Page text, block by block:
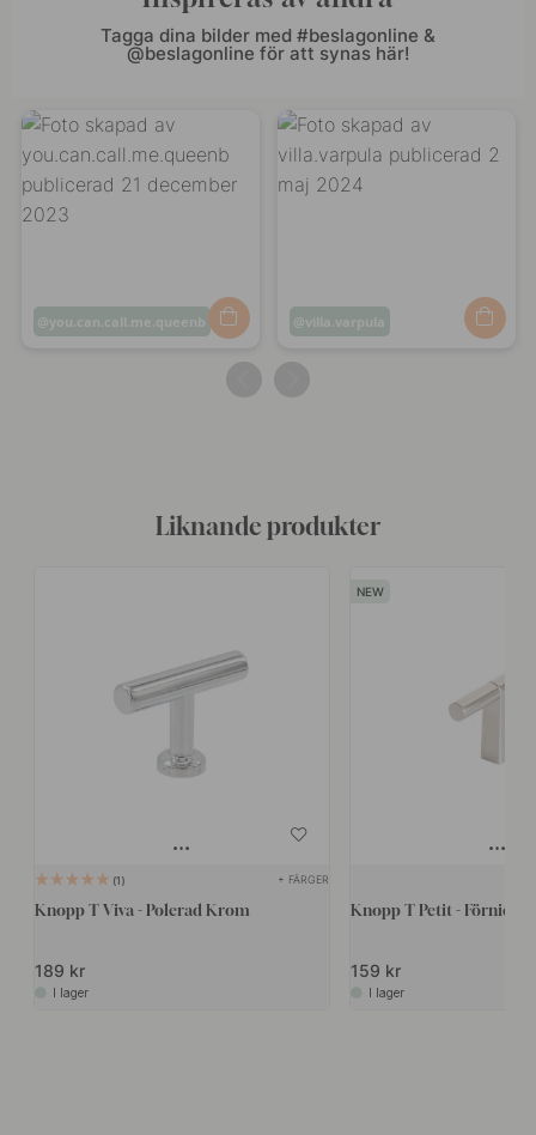
Tagga dina bilder med #beslagonline &
@beslagonline för att synas här!
Inlägg
you.can.call.me.queenb
Inlägg
villa.varpula
Liknande produkter
1 + FÄRGER
Knopp T Viva - Polerad Krom
189 kr
I lager
Knopp T Petit -
159 kr
I lager